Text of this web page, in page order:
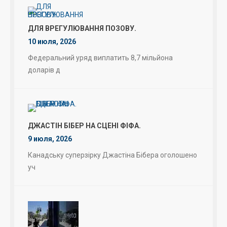
ДЛЯ ВРЕГУЛЮВАННЯ ПОЗОВУ.
10 июля, 2026
Федеральний уряд виплатить 8,7 мільйона
доларів д
ДЖАСТІН БІБЕР НА СЦЕНІ ФІФА.
9 июля, 2026
Канадську суперзірку Джастіна Бібера оголошено
уч